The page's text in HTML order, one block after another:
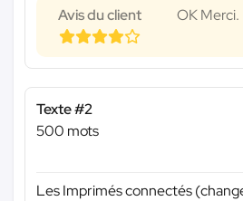
Avis du client OK Merci.
Texte #2
500 mots
Les Imprimés connectés